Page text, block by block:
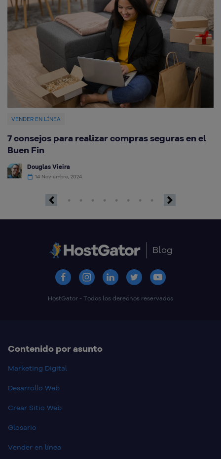
VENDER EN LÍNEA
7 consejos para realizar compras seguras en el
Buen Fin
Douglas Vieira
14 Noviembre, 2024
Blog
HostGator - Todos los derechos reservados
Contenido por asunto
Marketing Digital
Desarrollo Web
Crear Sitio Web
Glosario
Vender en línea